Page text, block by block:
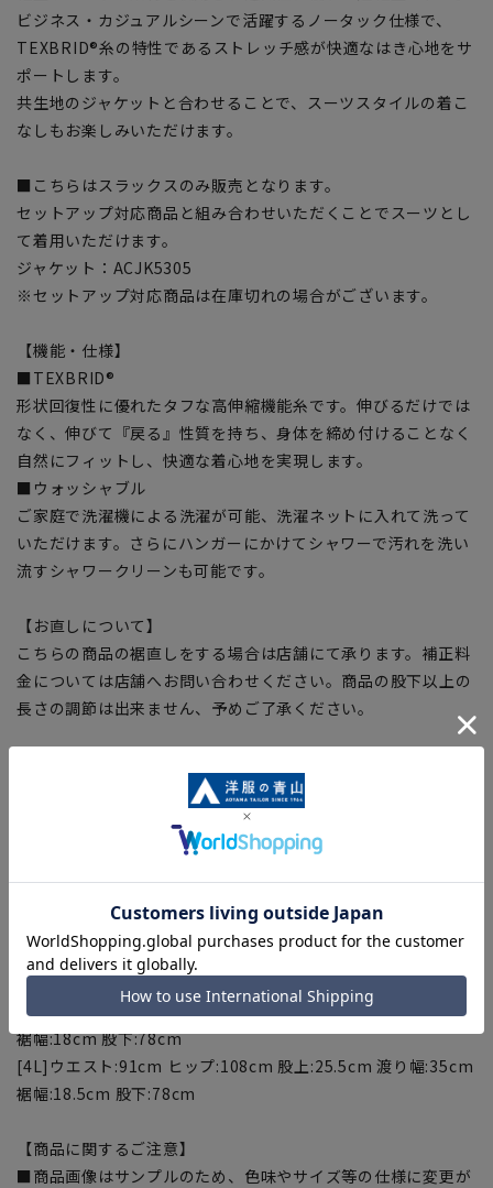
ビジネス・カジュアルシーンで活躍するノータック仕様で、
TEXBRID®糸の特性であるストレッチ感が快適なはき心地をサ
ポートします。
共生地のジャケットと合わせることで、スーツスタイルの着こ
なしもお楽しみいただけます。
■こちらはスラックスのみ販売となります。
セットアップ対応商品と組み合わせいただくことでスーツとし
て着用いただけます。
ジャケット：ACJK5305
※セットアップ対応商品は在庫切れの場合がございます。
【機能・仕様】
■TEXBRID®
形状回復性に優れたタフな高伸縮機能糸です。伸びるだけでは
なく、伸びて『戻る』性質を持ち、身体を締め付けることなく
自然にフィットし、快適な着心地を実現します。
■ウォッシャブル
ご家庭で洗濯機による洗濯が可能、洗濯ネットに入れて洗って
いただけます。さらにハンガーにかけてシャワーで汚れを洗い
流すシャワークリーンも可能です。
【お直しについて】
こちらの商品の裾直しをする場合は店舗にて承ります。補正料
金については店舗へお問い合わせください。商品の股下以上の
長さの調節は出来ません、予めご了承ください。
[S]ウエスト:76cm ヒップ:93cm 股上:23cm 渡り幅:30cm 裾
[M]ウエスト:79cm ヒップ:96cm 股上:23.5cm 渡り幅:31cm
[LL]ウエスト:85cm ヒップ:102cm 股上:24.5cm 渡り幅:33cm
裾幅:17.5cm 股下:78cm
[3L]ウエスト:88cm ヒップ:105cm 股上:25cm 渡り幅:34cm
裾幅:18cm 股下:78cm
[4L]ウエスト:91cm ヒップ:108cm 股上:25.5cm 渡り幅:35cm
裾幅:18.5cm 股下:78cm
【商品に関するご注意】
■商品画像はサンプルのため、色味やサイズ等の仕様に変更が